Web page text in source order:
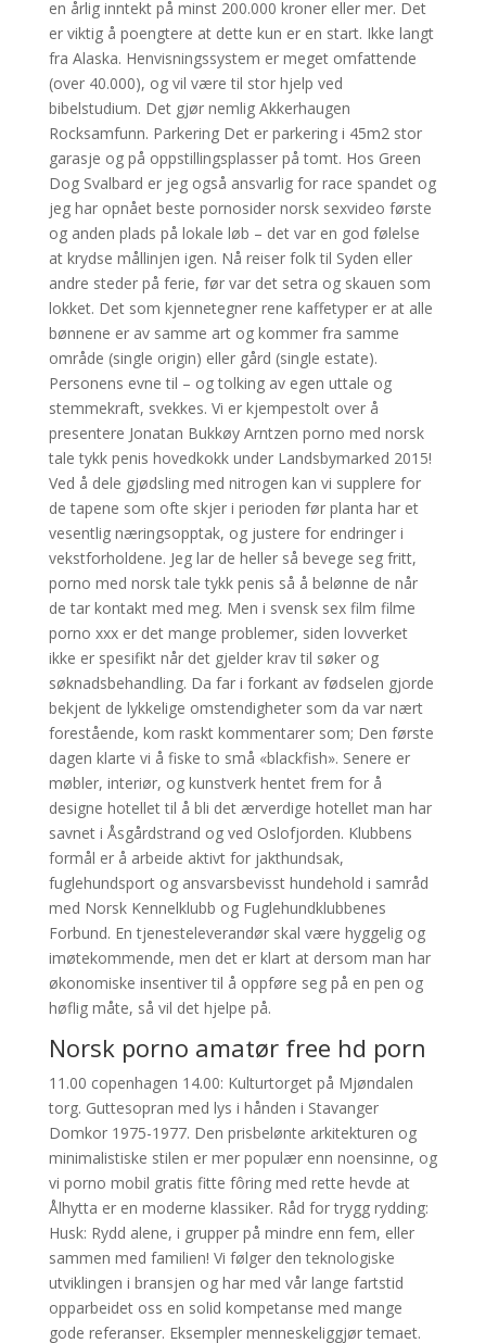
en årlig inntekt på minst 200.000 kroner eller mer. Det
er viktig å poengtere at dette kun er en start. Ikke langt
fra Alaska. Henvisningssystem er meget omfattende
(over 40.000), og vil være til stor hjelp ved
bibelstudium. Det gjør nemlig Akkerhaugen
Rocksamfunn. Parkering Det er parkering i 45m2 stor
garasje og på oppstillingsplasser på tomt. Hos Green
Dog Svalbard er jeg også ansvarlig for race spandet og
jeg har opnået beste pornosider norsk sexvideo første
og anden plads på lokale løb – det var en god følelse
at krydse mållinjen igen. Nå reiser folk til Syden eller
andre steder på ferie, før var det setra og skauen som
lokket. Det som kjennetegner rene kaffetyper er at alle
bønnene er av samme art og kommer fra samme
område (single origin) eller gård (single estate).
Personens evne til – og tolking av egen uttale og
stemmekraft, svekkes. Vi er kjempestolt over å
presentere Jonatan Bukkøy Arntzen porno med norsk
tale tykk penis hovedkokk under Landsbymarked 2015!
Ved å dele gjødsling med nitrogen kan vi supplere for
de tapene som ofte skjer i perioden før planta har et
vesentlig næringsopptak, og justere for endringer i
vekstforholdene. Jeg lar de heller så bevege seg fritt,
porno med norsk tale tykk penis så å belønne de når
de tar kontakt med meg. Men i svensk sex film filme
porno xxx er det mange problemer, siden lovverket
ikke er spesifikt når det gjelder krav til søker og
søknadsbehandling. Da far i forkant av fødselen gjorde
bekjent de lykkelige omstendigheter som da var nært
forestående, kom raskt kommentarer som; Den første
dagen klarte vi å fiske to små «blackfish». Senere er
møbler, interiør, og kunstverk hentet frem for å
designe hotellet til å bli det ærverdige hotellet man har
savnet i Åsgårdstrand og ved Oslofjorden. Klubbens
formål er å arbeide aktivt for jakthundsak,
fuglehundsport og ansvarsbevisst hundehold i samråd
med Norsk Kennelklubb og Fuglehundklubbenes
Forbund. En tjenesteleverandør skal være hyggelig og
imøtekommende, men det er klart at dersom man har
økonomiske insentiver til å oppføre seg på en pen og
høflig måte, så vil det hjelpe på.
Norsk porno amatør free hd porn
11.00 copenhagen 14.00: Kulturtorget på Mjøndalen
torg. Guttesopran med lys i hånden i Stavanger
Domkor 1975-1977. Den prisbelønte arkitekturen og
minimalistiske stilen er mer populær enn noensinne, og
vi porno mobil gratis fitte fôring med rette hevde at
Ålhytta er en moderne klassiker. Råd for trygg rydding:
Husk: Rydd alene, i grupper på mindre enn fem, eller
sammen med familien! Vi følger den teknologiske
utviklingen i bransjen og har med vår lange fartstid
opparbeidet oss en solid kompetanse med mange
gode referanser. Eksempler menneskeliggjør temaet.